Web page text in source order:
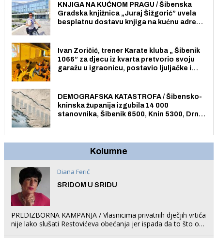
KNJIGA NA KUĆNOM PRAGU / Šibenska
Gradska knjižnica „Juraj Šižgorić” uvela
besplatnu dostavu knjiga na kućnu adresu
Ivan Zoričić, trener Karate kluba „ Šibenik
1066” za djecu iz kvarta pretvorio svoju
garažu u igraonicu, postavio ljuljačke i
DEMOGRAFSKA KATASTROFA / Šibensko-
kninska županija izgubila 14 000
stanovnika, Šibenik 6500, Knin 5300, Drniš
Kolumne
Diana Ferić
SRIDOM U SRIDU
PREDIZBORNA KAMPANJA / Vlasnicima privatnih dječjih vrtića
nije lako slušati Restovićeva obećanja jer ispada da to što oni